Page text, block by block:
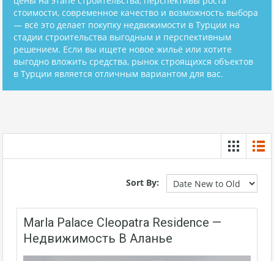
стоимости, современное качество и возможность выбора
— всё это делает покупку недвижимости в Турции на
стадии строительства выгодным и перспективным
решением. Если вы ищете новое жильё или хотите
выгодно вложить средства, рынок строящихся объектов
в Турции является отличным вариантом для вас.
Sort By:
Marla Palace Cleopatra Residence —
Недвижимость В Аланье